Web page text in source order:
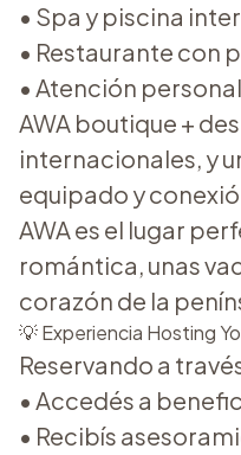
• Spa y piscina
• Restaurante con
• Atención
AWA boutique +
internacionales, y
equipado y
AWA es el lugar
romántica, unas
corazón de la
💡 Experiencia Hosting
Reservando a
• Accedés a
• Recibís